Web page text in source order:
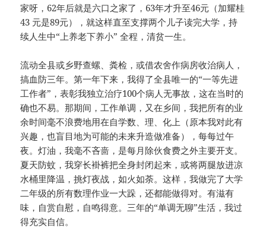
家呀，62年后就是六口之家了，63年才升至46元（加耀桂
43 元是89元），就这样直至支撑两个儿子读完大学，持
续人生中“上养老下养小” 全程，清贫一生。
流动全县或乡野查螺、粪检，或借农舍作病房收治病人，
搞血防三年。第一年下来，我得了全县唯一的“一等先进
工作者”，表彰我独立治疗100个病人无事故，这在当时的
确也不易。那期间，工作单调，又在乡间，我把所有的业
余时间毫不浪费地用在自学数、理、化上（原本我对此有
兴趣，也盲目地为可能的未来升造做准备），每每过午
夜。灯油，我毫不吝啬，是每月除伙食费之外主要开支。
夏天防蚊，我穿长褂裤把全身封闭起来，或将两腿放进凉
水桶里降温，挑灯夜战，如火如荼。这样，我做完了大学
二年级的所有数理作业一大跺，还都能做得对。有滋有
味，自赏自慰，自鸣得意。三年的“单调无聊”生活，我过
得充实自信。